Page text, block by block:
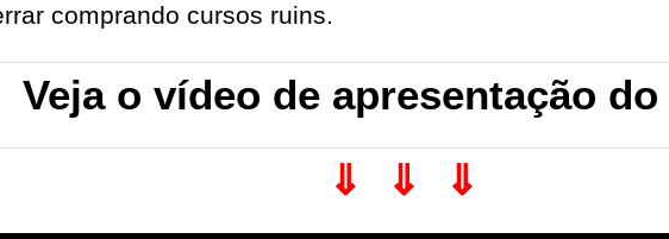
comprando cursos ruins.
Veja o vídeo de apresentação
⇓ ⇓ ⇓